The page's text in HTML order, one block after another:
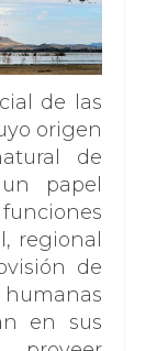
de las
origen
de
papel
regional
de
en sus